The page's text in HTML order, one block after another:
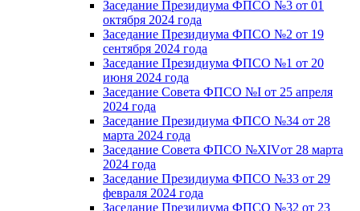
Заседание Президиума ФПСО №3 от 01
октября 2024 года
Заседание Президиума ФПСО №2 от 19
сентября 2024 года
Заседание Президиума ФПСО №1 от 20
июня 2024 года
Заседание Совета ФПСО №I от 25 апреля
2024 года
Заседание Президиума ФПСО №34 от 28
марта 2024 года
Заседание Совета ФПСО №XIVот 28 марта
2024 года
Заседание Президиума ФПСО №33 от 29
февраля 2024 года
Заседание Президиума ФПСО №32 от 23